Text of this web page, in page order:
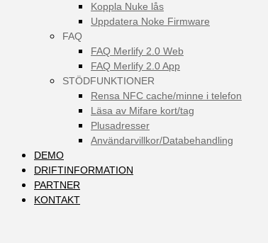
Koppla Nuke lås
Uppdatera Noke Firmware
FAQ
FAQ Merlify 2.0 Web
FAQ Merlify 2.0 App
STÖDFUNKTIONER
Rensa NFC cache/minne i telefon
Läsa av Mifare kort/tag
Plusadresser
Användarvillkor/Databehandling
DEMO
DRIFTINFORMATION
PARTNER
KONTAKT